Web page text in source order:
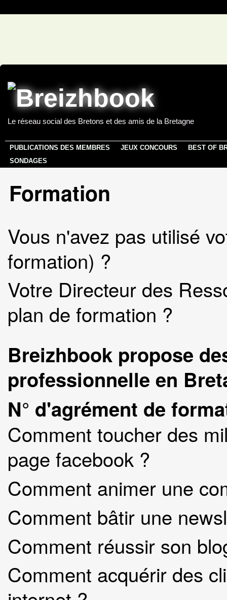
Le réseau social des Bretons et des amis de la Bretagne
PUBLICATIONS DES MEMBRES JEUX CONCOURS
BEST OF
SONDAGES
Formation
Vous n'avez pas utilisé
formation) ?
Votre Directeur des
plan de formation ?
Breizhbook propose
professionnelle en
N° d'agrément de
Comment toucher des
page facebook ?
Comment animer une
Comment bâtir une
Comment réussir son
Comment acquérir des